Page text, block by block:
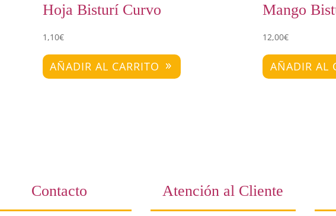
Hoja Bisturí Curvo
1,10€
AÑADIR AL CARRITO
Mango
12,00€
AÑADIR AL
Contacto Atención al Cliente